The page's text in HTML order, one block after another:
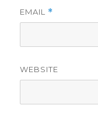
EMAIL *
WEBSITE